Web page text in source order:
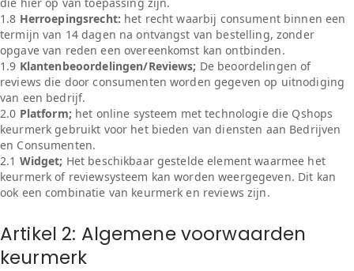
1.8 Herroepingsrecht: het recht waarbij consument binnen een
termijn van 14 dagen na ontvangst van bestelling, zonder
opgave van reden een overeenkomst kan ontbinden.
1.9 Klantenbeoordelingen/Reviews; De beoordelingen of
reviews die door consumenten worden gegeven op uitnodiging
van een bedrijf.
2.0 Platform; het online systeem met technologie die Qshops
keurmerk gebruikt voor het bieden van diensten aan Bedrijven
en Consumenten.
2.1 Widget; Het beschikbaar gestelde element waarmee het
keurmerk of reviewsysteem kan worden weergegeven. Dit kan
ook een combinatie van keurmerk en reviews zijn.
Artikel 2: Algemene voorwaarden
keurmerk